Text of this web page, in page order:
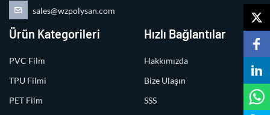
sales@wzpolysan.com
Ürün Kategorileri
PVC Film
TPU Filmi
PET Film
Hızlı Bağlantılar
Hakkımızda
Bize Ulaşın
SSS